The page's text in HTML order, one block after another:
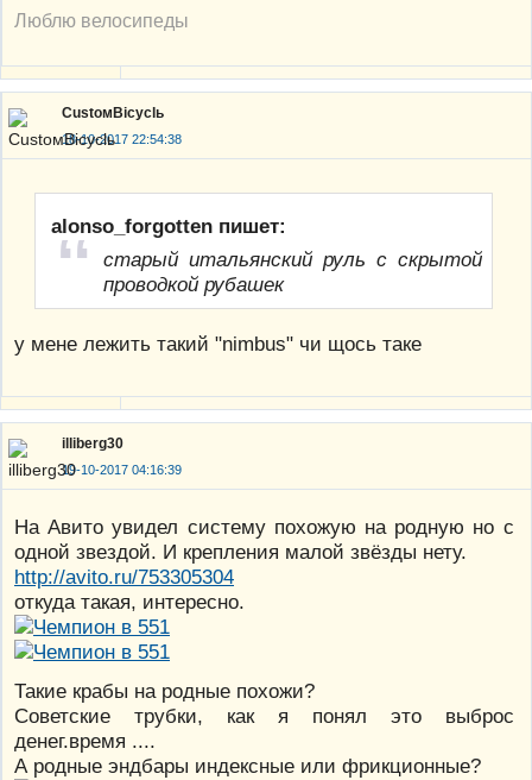
Люблю велосипеды
CustoмBicyclь
18-10-2017 22:54:38
alonso_forgotten пишет:
старый итальянский руль с скрытой
проводкой рубашек
у мене лежить такий "nimbus" чи щось таке
illiberg30
19-10-2017 04:16:39
На Авито увидел систему похожую на родную но с
одной звездой. И крепления малой звёзды нету.
http://avito.ru/753305304
откуда такая, интересно.
Такие крабы на родные похожи?
Советские трубки, как я понял это выброс
денег.время ....
А родные эндбары индексные или фрикционные?